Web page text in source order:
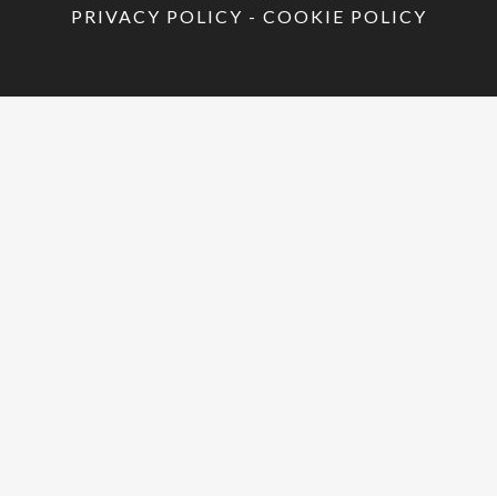
PRIVACY POLICY - COOKIE POLICY